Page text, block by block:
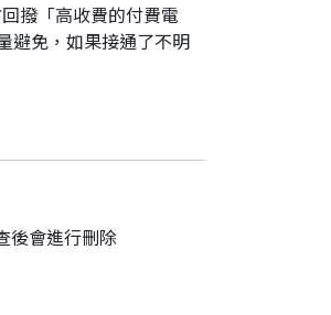
撥「高收費的付費電
避免，如果接通了不明
後會進行刪除